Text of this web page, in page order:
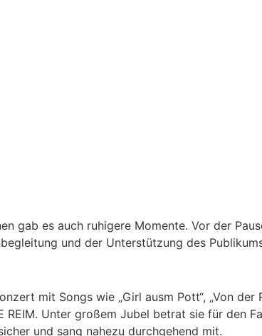
gab es auch ruhigere Momente. Vor der
und der Unterstützung des
mit Songs wie „Girl ausm Pott“, „Von
REIM. Unter großem Jubel betrat sie für den
und sang nahezu durchgehend mit.